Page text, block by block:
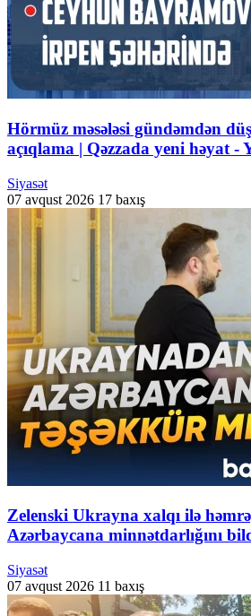
Hörmüz məsələsi gündəmdən
açıqlama | Qəzzada yeni həyat
Siyasət
07 avqust 2026 17 baxış
Zelenski Ukrayna xalqı ilə
Azərbaycana minnətdarlığını
Siyasət
07 avqust 2026 11 baxış